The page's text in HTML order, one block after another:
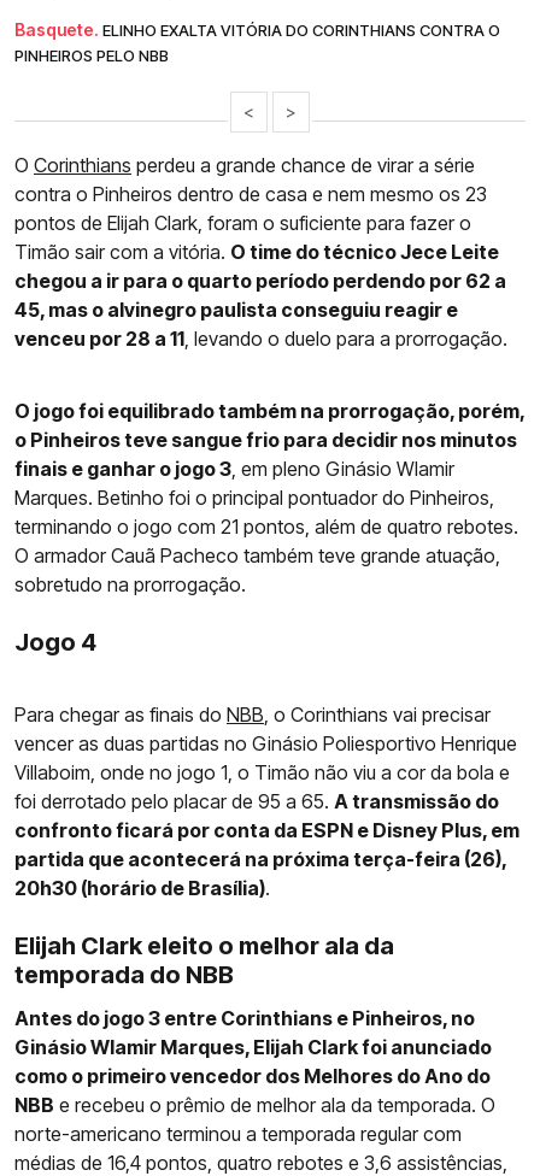
Basquete. ELINHO EXALTA VITÓRIA DO CORINTHIANS CONTRA O
PINHEIROS PELO NBB
< >
O Corinthians perdeu a grande chance de virar a série
contra o Pinheiros dentro de casa e nem mesmo os 23
pontos de Elijah Clark, foram o suficiente para fazer o
Timão sair com a vitória. O time do técnico Jece Leite
chegou a ir para o quarto período perdendo por 62 a
45, mas o alvinegro paulista conseguiu reagir e
venceu por 28 a 11 , levando o duelo para a prorrogação.
O jogo foi equilibrado também na prorrogação, porém,
o Pinheiros teve sangue frio para decidir nos minutos
finais e ganhar o jogo 3 , em pleno Ginásio Wlamir
Marques. Betinho foi o principal pontuador do Pinheiros,
terminando o jogo com 21 pontos, além de quatro rebotes.
O armador Cauã Pacheco também teve grande atuação,
sobretudo na prorrogação.
Jogo 4
Para chegar as finais do NBB , o Corinthians vai precisar
vencer as duas partidas no Ginásio Poliesportivo Henrique
Villaboim, onde no jogo 1, o Timão não viu a cor da bola e
foi derrotado pelo placar de 95 a 65. A transmissão do
confronto ficará por conta da ESPN e Disney Plus, em
partida que acontecerá na próxima terça-feira (26),
20h30 (horário de Brasília).
Elijah Clark eleito o melhor ala da
temporada do NBB
Antes do jogo 3 entre Corinthians e Pinheiros, no
Ginásio Wlamir Marques, Elijah Clark foi anunciado
como o primeiro vencedor dos Melhores do Ano do
NBB e recebeu o prêmio de melhor ala da temporada. O
norte-americano terminou a temporada regular com
médias de 16,4 pontos, quatro rebotes e 3,6 assistências,